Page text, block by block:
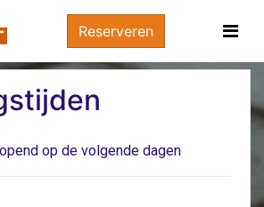
Reserveren
op de volgende dagen